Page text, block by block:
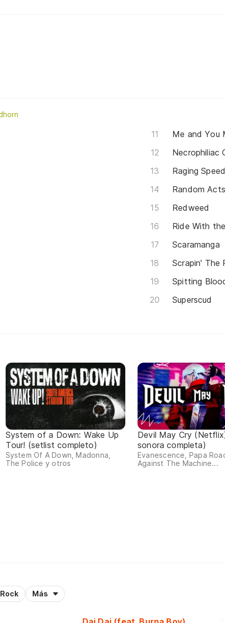
Me and You
Necrophiliac
Raging
Random
Redweed
Ride With
Scaramanga
Scrapin' The
Spitting
Superscud
System of a Down: Wake Up
Tour! (setlist completo)
System Of A Down, Madonna,
The Police y otros
Devil May Cry
sonora completa)
Evanescence, Papa
Against The Machine...
Rock Más